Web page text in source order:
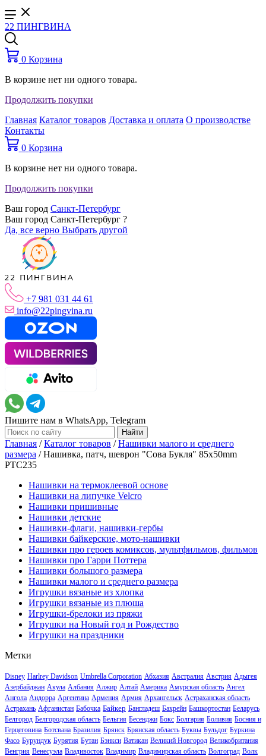
22 ПИНГВИНА
0 Корзина
В корзине нет ни одного товара.
Продолжить покупки
Главная Каталог товаров Доставка и оплата О производстве
Контакты
0 Корзина
В корзине нет ни одного товара.
Продолжить покупки
Ваш город Санкт-Петербург
Ваш город Санкт-Петербург ?
Да, все верно Выбрать другой
+7 981 031 44 61
info@22pingvina.ru
Пишите нам в WhatsApp, Telegram
Главная /Каталог товаров /Нашивки малого и среднего
размера /Нашивка, патч, шеврон "Сова Букля" 85x50mm
PTC235
Нашивки на термоклеевой основе
Нашивки на липучке Velcro
Нашивки пришивные
Нашивки детские
Нашивки-флаги, нашивки-гербы
Нашивки байкерские, мото-нашивки
Нашивки про героев комиксов, мультфильмов, фильмов
Нашивки про Гарри Поттера
Нашивки большого размера
Нашивки малого и среднего размера
Игрушки вязаные из хлопка
Игрушки вязаные из плюша
Игрушки-брелоки из пряжи
Игрушки на Новый год и Рождество
Игрушки на праздники
Метки
Disney Harlrey Davidson Umbrella Corporation Абхазия Австралия Австрия Адыгея
Азербайджан Акула Албания Алжир Алтай Америка Амурская область Ангел
Ангола Андорра Аргентина Армения Армия Архангельск Астраханская область
Астрахань Афганистан Бабочка Байкер Бангладеш Бахрейн Башкортостан Беларусь
Белгород Белгородская область Бельгия Бесенджи Бокс Болгария Боливия Босния и
Герцеговина Ботсвана Бразилия Брянск Брянская область Буквы Бульдог Буркина
Фасо Бурундук Бурятия Бутан Бэнкси Ватикан Великий Новгород Великобритания
Венгрия Венесуэла Владивосток Владимир Владимирская область Волгоград Волк